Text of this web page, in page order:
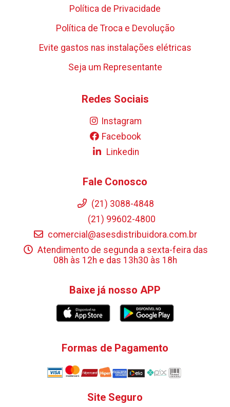
Política de Privacidade
Política de Troca e Devolução
Evite gastos nas instalações elétricas
Seja um Representante
Redes Sociais
Instagram
Facebook
Linkedin
Fale Conosco
(21) 3088-4848
(21) 99602-4800
comercial@asesdistribuidora.com.br
Atendimento de segunda a sexta-feira das
08h às 12h e das 13h30 às 18h
Baixe já nosso APP
Formas de Pagamento
Site Seguro